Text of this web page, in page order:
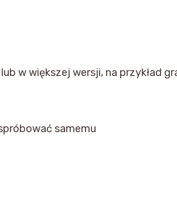
w większej wersji, na przykład
samemu